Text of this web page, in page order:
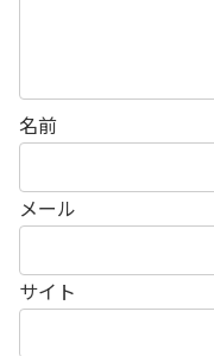
名前
メール
サイト